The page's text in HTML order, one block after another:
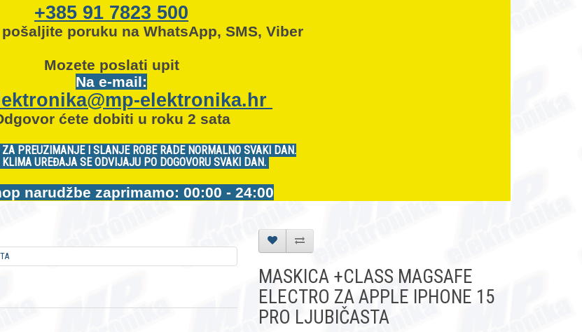
+385 91 7823 500
poruku na WhatsApp, SMS, Viber
Mozete poslati upit
Na e-mail:
elektronika.hr
ćete dobiti u roku 2 sata
PREUZIMANJE I SLANJE ROBE RADE NORMALNO SVAKI DAN.
KLIMA UREĐAJA SE ODVIJAJU PO DOGOVORU SVAKI DAN.
narudžbe zaprimamo: 00:00 - 24:00
MASKICA +CLASS MAGSAFE
ELECTRO ZA APPLE IPHONE 15
PRO LJUBIČASTA